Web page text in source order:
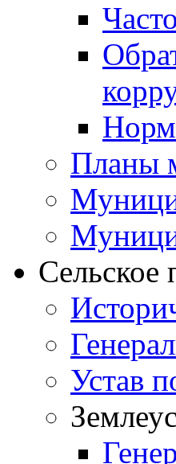
Планы
Сельское
Устав